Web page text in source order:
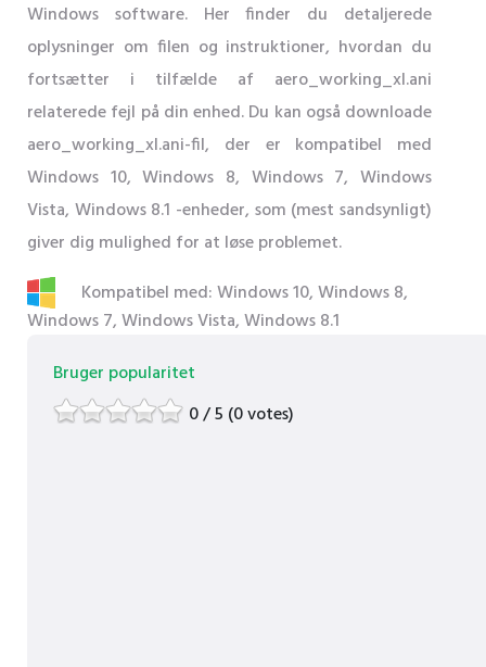
Windows software. Her finder du detaljerede
oplysninger om filen og instruktioner, hvordan du
fortsætter i tilfælde af aero_working_xl.ani
relaterede fejl på din enhed. Du kan også downloade
aero_working_xl.ani-fil, der er kompatibel med
Windows 10, Windows 8, Windows 7, Windows
Vista, Windows 8.1 -enheder, som (mest sandsynligt)
giver dig mulighed for at løse problemet.
Kompatibel med: Windows 10, Windows 8,
Windows 7, Windows Vista, Windows 8.1
Bruger popularitet
0 / 5 (0 votes)